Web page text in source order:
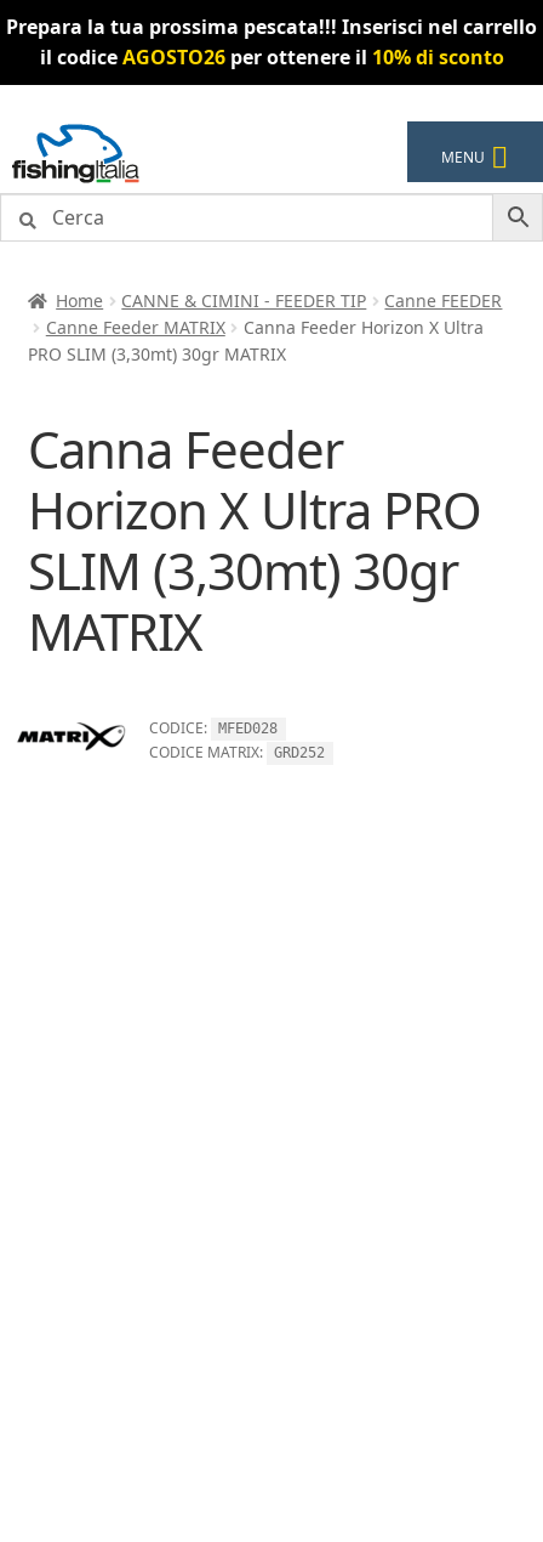
Prepara la tua prossima pescata!!! Inserisci nel carrello
il codiceAGOSTO26per ottenere il 10% di sconto
alla
navigazione
al
contenuto
MENU
Home CANNE & CIMINI - FEEDER TIP
Canne FEEDER
Canne Feeder MATRIX
Canna Feeder Horizon X Ultra
PRO SLIM (3,30mt) 30gr MATRIX
Canna Feeder
Horizon X Ultra PRO
SLIM (3,30mt) 30gr
MATRIX
CODICE: MFED028
CODICE MATRIX: GRD252